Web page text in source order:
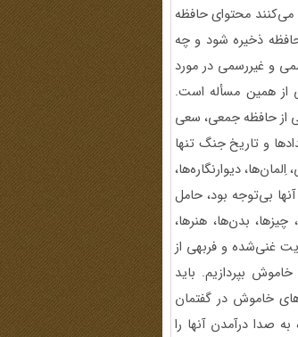
محتوای حافظه
ذخیره شود و چه
و غیررسمی در مورد
از همین مسأله است.
از حافظه جمعی، سعی
و تاریخ جنگ تنها
دیوارنگاره‌ها،
بی‌توجه بود، حامل
بدن‌ها، هنرها،
غنی‌شده و فربهی از
بپردازیم. باید
خاموش در گفتمان
صدا درآمدن آنها را